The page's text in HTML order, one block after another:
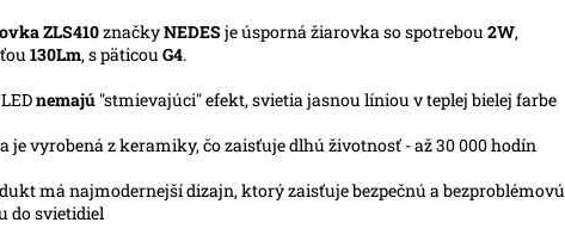
ZLS410značkyNEDES je úsporná žiarovka so spotrebou 2W,
130Lm, s päticou G4.
nemajú "stmievajúci" efekt, svietia jasnou líniou v teplej bielej farbe
je vyrobená z keramiky, čo zaisťuje dlhú životnosť - až 30 000 hodín
má najmodernejší dizajn, ktorý zaisťuje bezpečnú a bezproblémovú
do svietidiel